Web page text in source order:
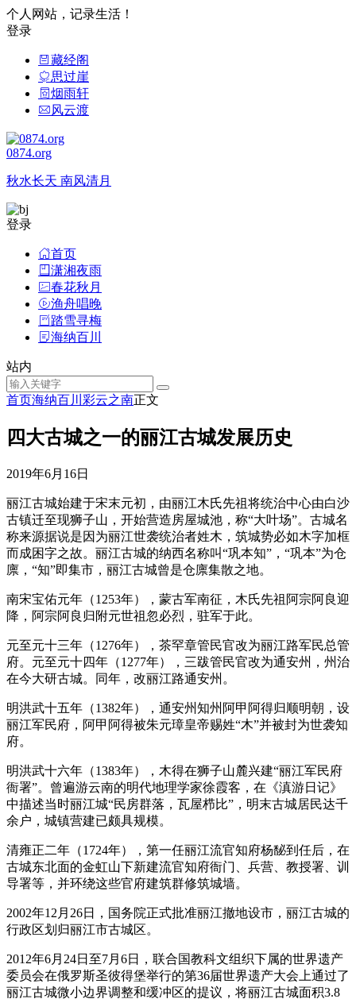
个人网站，记录生活！
登录
藏经阁
思过崖
烟雨轩
风云渡
0874.org
秋水长天 南风清月
登录
首页
潇湘夜雨
春花秋月
渔舟唱晚
踏雪寻梅
海纳百川
站内
首页海纳百川 彩云之南正文
四大古城之一的丽江古城发展历史
2019年6月16日
丽江古城始建于宋末元初，由丽江木氏先祖将统治中心由白沙
古镇迁至现狮子山，开始营造房屋城池，称“大叶场”。古城名
称来源据说是因为丽江世袭统治者姓木，筑城势必如木字加框
而成困字之故。丽江古城的纳西名称叫“巩本知”，“巩本”为仓
廪，“知”即集市，丽江古城曾是仓廪集散之地。
南宋宝佑元年（1253年），蒙古军南征，木氏先祖阿宗阿良迎
降，阿宗阿良归附元世祖忽必烈，驻军于此。
元至元十三年（1276年），茶罕章管民官改为丽江路军民总管
府。元至元十四年（1277年），三跋管民官改为通安州，州治
在今大研古城。同年，改丽江路通安州。
明洪武十五年（1382年），通安州知州阿甲阿得归顺明朝，设
丽江军民府，阿甲阿得被朱元璋皇帝赐姓“木”并被封为世袭知
府。
明洪武十六年（1383年），木得在狮子山麓兴建“丽江军民府
衙署”。曾遍游云南的明代地理学家徐霞客，在《滇游日记》
中描述当时丽江城“民房群落，瓦屋栉比”，明末古城居民达千
余户，城镇营建已颇具规模。
清雍正二年（1724年），第一任丽江流官知府杨馝到任后，在
古城东北面的金虹山下新建流官知府衙门、兵营、教授署、训
导署等，并环绕这些官府建筑群修筑城墙。
2002年12月26日，国务院正式批准丽江撤地设市，丽江古城的
行政区划归丽江市古城区。
2012年6月24日至7月6日，联合国教科文组织下属的世界遗产
委员会在俄罗斯圣彼得堡举行的第36届世界遗产大会上通过了
丽江古城微小边界调整和缓冲区的提议，将丽江古城面积3.8